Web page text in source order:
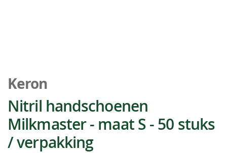
naar
het
begin
van
de
afbeeldingen-
gallerij
Keron
Nitril handschoenen
Milkmaster - maat S - 50 stuks
/ verpakking